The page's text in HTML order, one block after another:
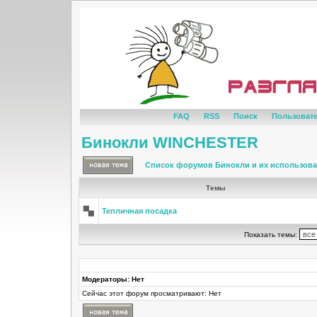
FAQ RSS Поиск
Бинокли WINCHESTER
Список форумов Бинокли и их
Темы
Тепличная посадка
Показать темы:
Модераторы: Нет
Сейчас этот форум просматривают: Нет